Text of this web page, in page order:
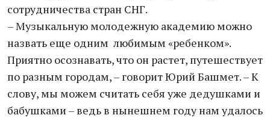
сотрудничества стран СНГ.
– Музыкальную молодежную академию можно
назвать еще одним любимым «ребенком».
Приятно осознавать, что он растет, путешествует
по разным городам, – говорит Юрий Башмет. – К
слову, мы можем считать себя уже дедушками и
бабушками – ведь в нынешнем году нам удалось